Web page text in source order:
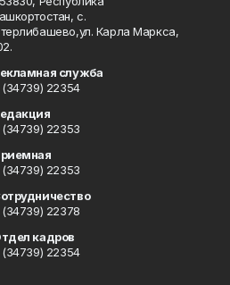
c.
Карла Маркса,
служба
22354
22353
22353
22378
кадров
22354